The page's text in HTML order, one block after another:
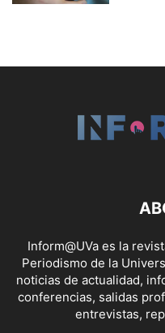
Inform@UVa es la
Periodismo de la
noticias de actualidad,
conferencias, salidas
entrevistas,